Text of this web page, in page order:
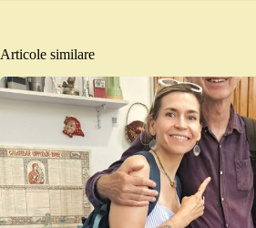
Articole similare